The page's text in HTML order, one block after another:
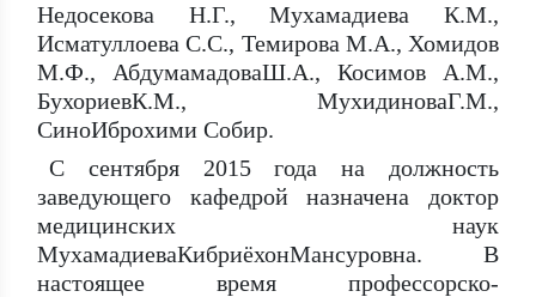
Недосекова Н.Г., Мухамадиева К.М.,
Исматуллоева С.С., Темирова М.А., Хомидов
М.Ф., АбдумамадоваШ.А., Косимов А.М.,
БухориевК.М., МухидиноваГ.М.,
СиноИброхими Собир.
С сентября 2015 года на должность
заведующего кафедрой назначена доктор
медицинских наук
МухамадиеваКибриёхонМансуровна. В
настоящее время профессорско-